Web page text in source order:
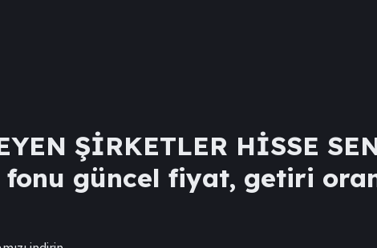
ŞİRKETLER HİSSE
fonu güncel fiyat, getiri